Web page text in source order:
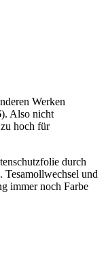
Werken
Also nicht
hoch für
durch
und
immer noch Farbe